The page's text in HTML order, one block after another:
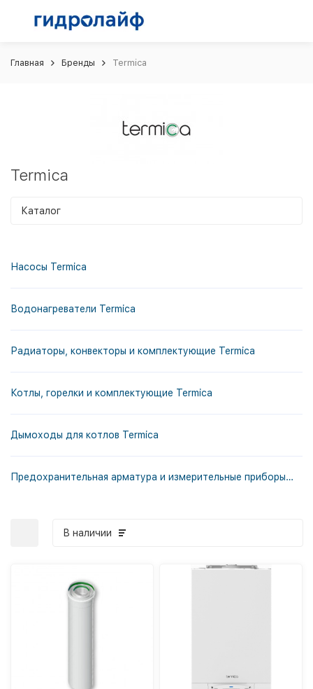
Главная Бренды Termica
Termica
Каталог
Насосы Termica
Водонагреватели Termica
Радиаторы, конвекторы и комплектующие Termica
Котлы, горелки и комплектующие Termica
Дымоходы для котлов Termica
Предохранительная арматура и измерительные приборы Termica
В наличии